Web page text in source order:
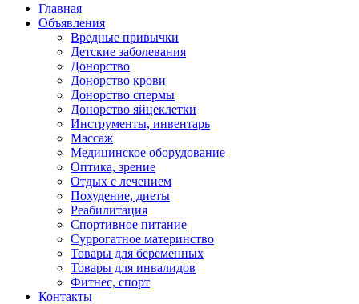
Главная
Объявления
Вредные привычки
Детские заболевания
Донорство
Донорство крови
Донорство спермы
Донорство яйцеклетки
Инструменты, инвентарь
Массаж
Медицинское оборудование
Оптика, зрение
Отдых с лечением
Похудение, диеты
Реабилитация
Спортивное питание
Суррогатное материнство
Товары для беременных
Товары для инвалидов
Фитнес, спорт
Контакты